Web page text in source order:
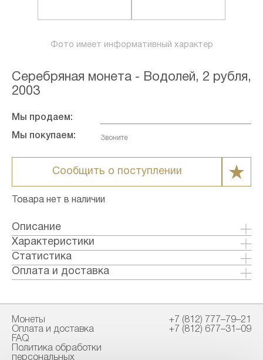
Фото имеет информативный характер
Серебряная монета - Водолей, 2 рубля,
2003
Мы продаем:
Мы покупаем: Звоните
Сообщить о поступлении
Товара нет в наличии
Описание
Созвездие Водолея содержит 160 звезд,
видимых невооружённым глазом. Находится в
Северном полушарии.
Характеристики
Металл: Серебро
Страна: Россия
Годы выпуска: 2003
Номинал: 2
Проба: 925
Вес общий гр.: 17
Статистика
Оплата и доставка
Наличными в офисе
Способы доставки:
Монеты
Оплата и доставка
FAQ
Политика обработки
персональных
+7 (812) 777–79–21
+7 (812) 677–31–09